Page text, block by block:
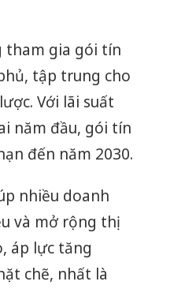
tham gia gói tín
tập trung cho
Với lãi suất
năm đầu, gói tín
đến năm 2030.
nhiều doanh
và mở rộng thị
áp lực tăng
chẽ, nhất là